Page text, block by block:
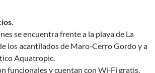
se encuentra frente a la playa de La
los acantilados de Maro‑Cerro Gordo y a
Aquatropic.
funcionales y cuentan con Wi‑Fi gratis,